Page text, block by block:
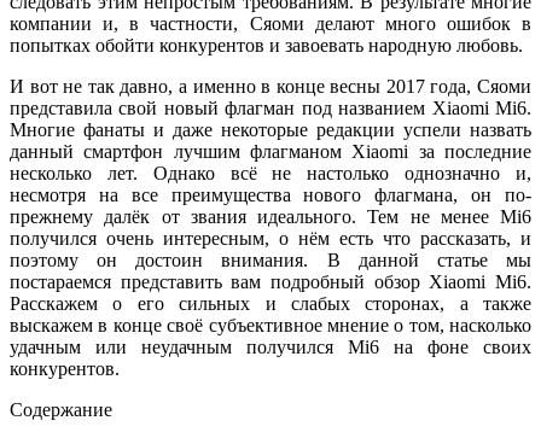
компании и, в частности, Сяоми делают много ошибок в
попытках обойти конкурентов и завоевать народную любовь.
И вот не так давно, а именно в конце весны 2017 года, Сяоми
представила свой новый флагман под названием Xiaomi Mi6.
Многие фанаты и даже некоторые редакции успели назвать
данный смартфон лучшим флагманом Xiaomi за последние
несколько лет. Однако всё не настолько однозначно и,
несмотря на все преимущества нового флагмана, он по-
прежнему далёк от звания идеального. Тем не менее Мі6
получился очень интересным, о нём есть что рассказать, и
поэтому он достоин внимания. В данной статье мы
постараемся представить вам подробный обзор Xiaomi Mi6.
Расскажем о его сильных и слабых сторонах, а также
выскажем в конце своё субъективное мнение о том, насколько
удачным или неудачным получился Mi6 на фоне своих
конкурентов.
Содержание